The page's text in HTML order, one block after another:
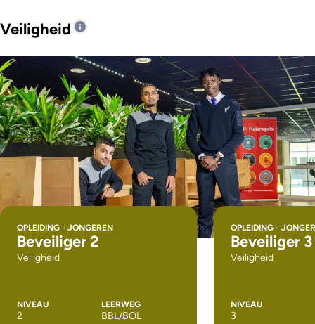
Veiligheid
OPLEIDING - JONGEREN
Beveiliger 2
Veiligheid
NIVEAU
2
LEERWEG
BBL/BOL
OPLEIDING -
Beveiliger 3
Veiligheid
NIVEAU
3